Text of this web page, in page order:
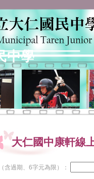
中學
大仁國中康軒線
含過期、6字元為限）：